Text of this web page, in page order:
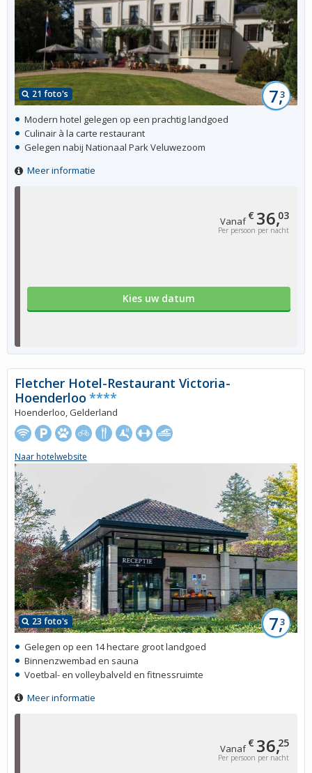
Vanaf€ 36,03
Per persoon per nacht
Kies uw datum
21 foto's 7,3
Modern hotel gelegen op een prachtig landgoed
Culinair à la carte restaurant
Gelegen nabij Nationaal Park Veluwezoom
Meer informatie
Vanaf€ 36,25
Per persoon per nacht
23 foto's 7,3
Fletcher Hotel-Restaurant Victoria-
Hoenderloo ****
Hoenderloo, Gelderland
Naar hotelwebsite
Gelegen op een 14 hectare groot landgoed
Binnenzwembad en sauna
Voetbal- en volleybalveld en fitnessruimte
Meer informatie